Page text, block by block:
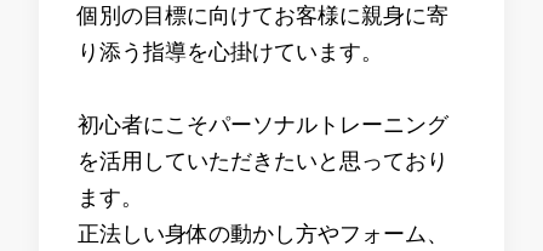
個別の目標に向けてお客様に親身に寄
り添う指導を心掛けています。
初心者にこそパーソナルトレーニング
を活用していただきたいと思っており
ます。
正法しい身体の動かし方やフォーム、